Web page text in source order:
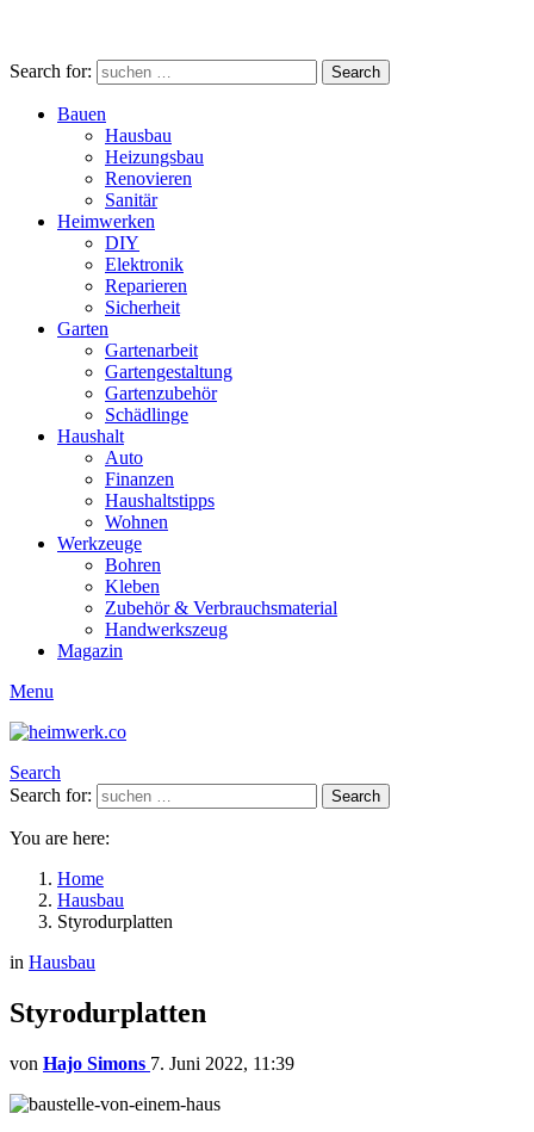
Search for: Search
Bauen
Hausbau
Heizungsbau
Renovieren
Sanitär
Heimwerken
DIY
Elektronik
Reparieren
Sicherheit
Garten
Gartenarbeit
Gartengestaltung
Gartenzubehör
Schädlinge
Haushalt
Auto
Finanzen
Haushaltstipps
Wohnen
Werkzeuge
Bohren
Kleben
Zubehör & Verbrauchsmaterial
Handwerkszeug
Magazin
Menu
Search
Search for:
Search
You are here:
Home
Hausbau
Styrodurplatten
in Hausbau
Styrodurplatten
von Hajo Simons 7. Juni 2022, 11:39